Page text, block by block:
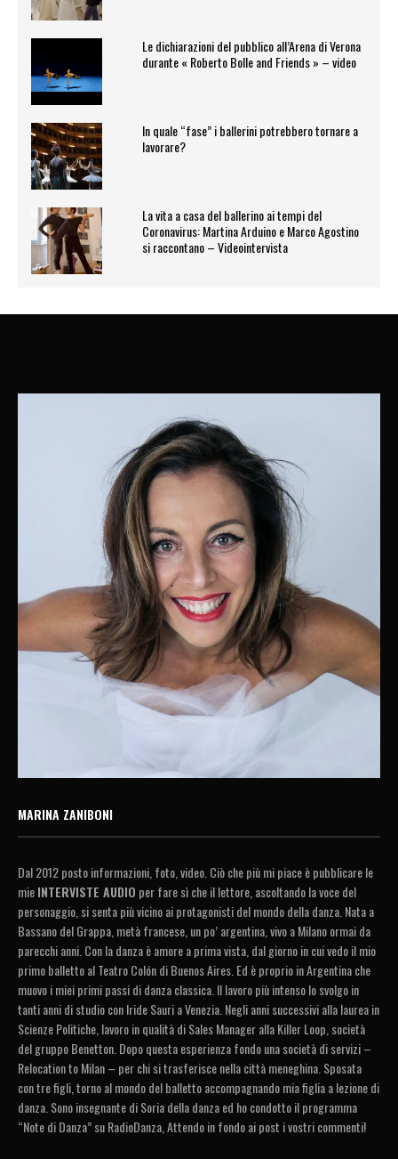
Le dichiarazioni del pubblico all’Arena di Verona
durante « Roberto Bolle and Friends » – video
In quale “fase” i ballerini potrebbero tornare a
lavorare?
La vita a casa del ballerino ai tempi del
Coronavirus: Martina Arduino e Marco Agostino
si raccontano – Videointervista
MARINA ZANIBONI
Dal 2012 posto informazioni, foto, video. Ciò che più mi piace è pubblicare le
mieINTERVISTE AUDIO per fare sì che il lettore, ascoltando la voce del
personaggio, si senta più vicino ai protagonisti del mondo della danza. Nata a
Bassano del Grappa, metà francese, un po’ argentina, vivo a Milano ormai da
parecchi anni. Con la danza è amore a prima vista, dal giorno in cui vedo il mio
primo balletto al Teatro Colón di Buenos Aires. Ed è proprio in Argentina che
muovo i miei primi passi di danza classica. Il lavoro più intenso lo svolgo in
tanti anni di studio con Iride Sauri a Venezia. Negli anni successivi alla laurea in
Scienze Politiche, lavoro in qualità di Sales Manager alla Killer Loop, società
del gruppo Benetton. Dopo questa esperienza fondo una società di servizi –
Relocation to Milan – per chi si trasferisce nella città meneghina. Sposata
con tre figli, torno al mondo del balletto accompagnando mia figlia a lezione di
danza. Sono insegnante di Soria della danza ed ho condotto il programma
“Note di Danza” su RadioDanza, Attendo in fondo ai post i vostri commenti!